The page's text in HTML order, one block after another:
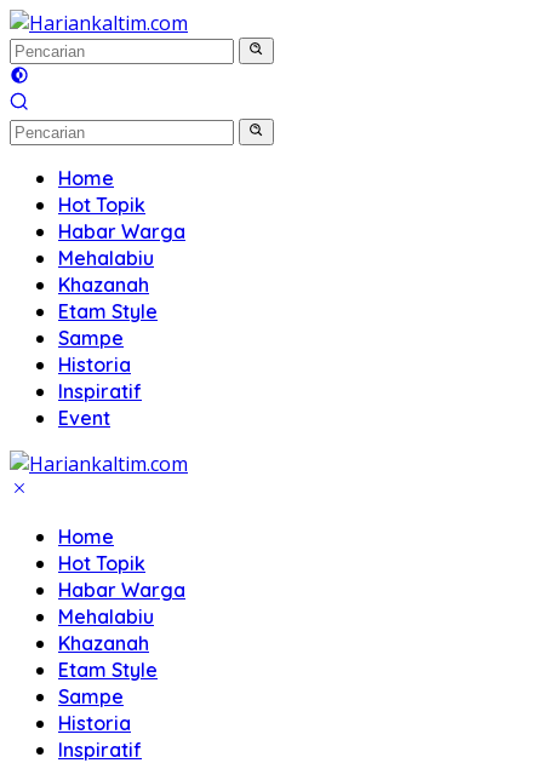
Langsung
ke
konten
Home
Hot Topik
Habar Warga
Mehalabiu
Khazanah
Etam Style
Sampe
Historia
Inspiratif
Event
Home
Hot Topik
Habar Warga
Mehalabiu
Khazanah
Etam Style
Sampe
Historia
Inspiratif